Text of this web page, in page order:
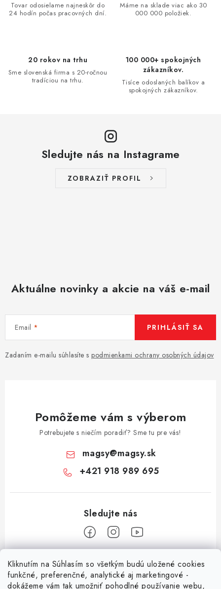
Kliknutím na Súhlasím so všetkým budú uložené cookies
funkčné, preferenčné, analytické aj marketingové -
dokážeme vám tak umožniť pohodlné používanie webu,
c
Tovar odosielame najneskôr do
24 hodín počas pracovných dní.
Máme na sklade viac ako 30
000 000 položiek.
20 rokov na trhu
Sme slovenská firma s 20-ročnou
tradíciou na trhu.
100 000+ spokojných
zákazníkov.
Tisíce odoslaných balíkov a
spokojných zákazníkov.
Sledujte nás na Instagrame
ZOBRAZIŤ PROFIL
Aktuálne novinky a akcie na váš e-mail
Email
Zadaním e-mailu súhlasíte s podmienkami ochrany osobných údajov
PRIHLÁSIŤ SA
Pomôžeme vám s výberom
Potrebujete s niečím poradiť? Sme tu pre vás!
magsy@magsy.sk
+421 918 989 695
Informácie pre vás